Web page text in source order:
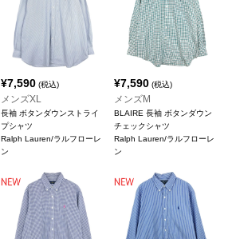
¥7,590(税込)
メンズXL
長袖 ボタンダウンストライ
プシャツ
Ralph Lauren/ラルフローレ
ン
¥7,590 (税込)
メンズM
BLAIRE 長袖 ボタンダウン
チェックシャツ
Ralph Lauren/ラルフローレ
ン